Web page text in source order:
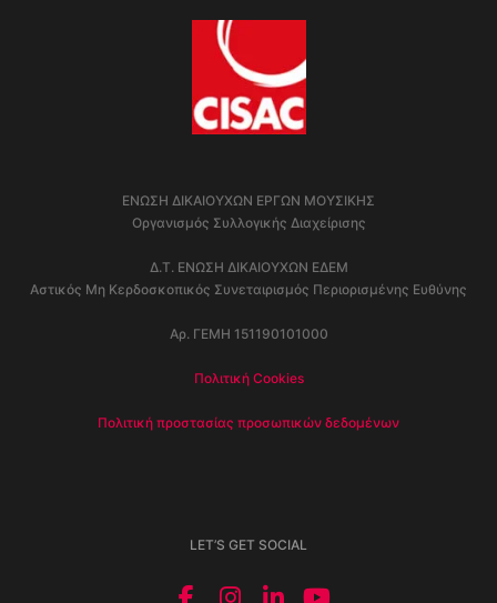
ΕΝΩΣΗ ΔΙΚΑΙΟΥΧΩΝ ΕΡΓΩΝ ΜΟΥΣΙΚΗΣ
Οργανισμός Συλλογικής Διαχείρισης
Δ.Τ. ΕΝΩΣΗ ΔΙΚΑΙΟΥΧΩΝ ΕΔΕΜ
Αστικός Μη Κερδοσκοπικός Συνεταιρισμός Περιορισμένης Ευθύνης
Αρ. ΓΕΜΗ 151190101000
Πολιτική Cookies
Πολιτική προστασίας προσωπικών δεδομένων
LET’S GET SOCIAL